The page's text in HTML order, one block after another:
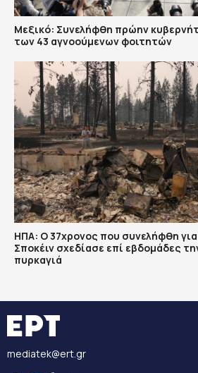
Μεξικό: Συνελήφθη πρώην
των 43 αγνοούμενων φοιτητών
ΗΠΑ: Ο 37χρονος που συνελήφθη
Σποκέιν σχεδίασε επί εβδομάδες
πυρκαγιά
mediatek@ert.gr